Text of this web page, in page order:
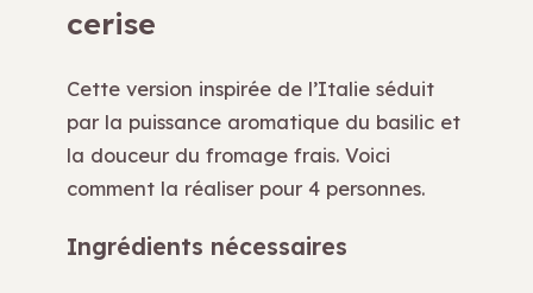
cerise
Cette version inspirée de l’Italie séduit
par la puissance aromatique du basilic et
la douceur du fromage frais. Voici
comment la réaliser pour 4 personnes.
Ingrédients nécessaires